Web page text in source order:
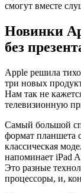
смогут вместе
Новинки
без
Apple решила
три новых
Нам так не
телевизионную
Самый большой
формат планшета
классическая
напоминает iPad
Это разные
процессоры, и,